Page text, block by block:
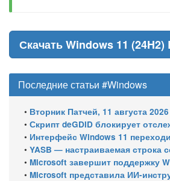
Последние статьи #Windows
• Вторник Патчей, 11 августа 2026 года: Обновления безопасности для Windows 11 (включая
• Скрипт deGDID блокирует отслеживание Windows по
• Интерфейс Windows 11 переходит на WinUI: какие
• YASB — настраиваемая строка состояния для Windows с виджетами
• Microsoft завершит поддержку Windows 10 Enterprise LTSC 2021 в январе 2027 года.
• Microsoft представила ИИ-инструменты для анализа